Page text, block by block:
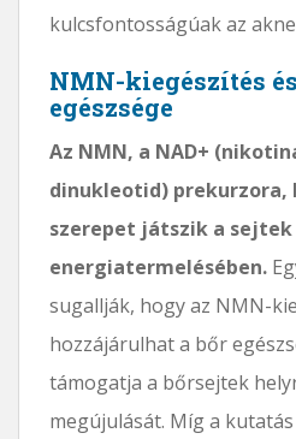
kulcsfontosságúak az
NMN-kiegészítés
egészsége
Az NMN, a NAD+
dinukleotid)
szerepet játszik a sejtek
energiatermelésében.
sugallják, hogy az NMN-
hozzájárulhat a bőr
támogatja a bőrsejtek
megújulását. Míg a